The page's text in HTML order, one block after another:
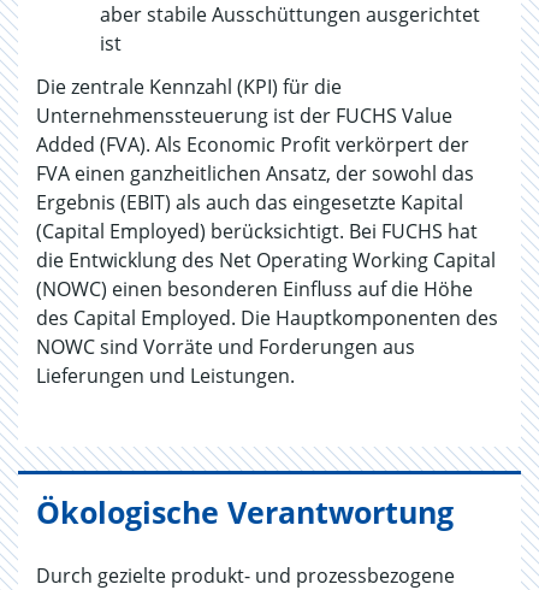
aber stabile Ausschüttungen ausgerichtet
ist
Die zentrale Kennzahl (KPI) für die
Unternehmenssteuerung ist der FUCHS Value
Added (FVA). Als Economic Profit verkörpert der
FVA einen ganzheitlichen Ansatz, der sowohl das
Ergebnis (EBIT) als auch das eingesetzte Kapital
(Capital Employed) berücksichtigt. Bei FUCHS hat
die Entwicklung des Net Operating Working Capital
(NOWC) einen besonderen Einfluss auf die Höhe
des Capital Employed. Die Hauptkomponenten des
NOWC sind Vorräte und Forderungen aus
Lieferungen und Leistungen.
Ökologische Verantwortung
Durch gezielte produkt- und prozessbezogene